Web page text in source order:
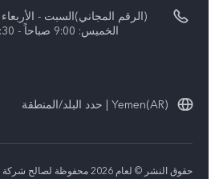
بيان الخصوصية بشأن خدمة العملاء
الاستدامة
الخميس: 9:00 صباحاً - 2:30 مساءً. ما عدا ايام العطل
Yemen(AR) | حدد البلد/المنطقة